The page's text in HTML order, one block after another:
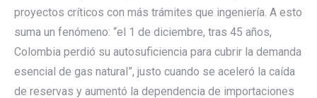
proyectos críticos con más trámites que ingeniería. A esto
suma un fenómeno: “el 1 de diciembre, tras 45 años,
Colombia perdió su autosuficiencia para cubrir la demanda
esencial de gas natural”, justo cuando se aceleró la caída
de reservas y aumentó la dependencia de importaciones